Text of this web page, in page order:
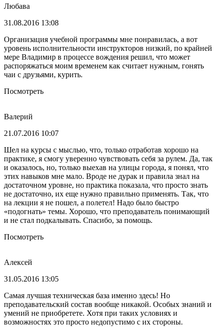
Любава
31.08.2016 13:08
Организация учебной программы мне понравилась, а вот
уровень исполнительности инструкторов низкий, по крайней
мере Владимир в процессе вождения решил, что может
распоряжаться моим временем как считает нужным, гонять
чаи с друзьями, курить.
Посмотреть
Валерий
21.07.2016 10:07
Шел на курсы с мыслью, что, только отработав хорошо на
практике, я смогу уверенно чувствовать себя за рулем. Да, так
и оказалось, но, только выехав на улицы города, я понял, что
этих навыков мне мало. Вроде не дурак и правила знал на
достаточном уровне, но практика показала, что просто знать
не достаточно, их еще нужно правильно применять. Так, что
на лекции я не пошел, а полетел! Надо было быстро
«подогнать» темы. Хорошо, что преподаватель понимающий
и не стал подкалывать. Спасибо, за помощь.
Посмотреть
Алексей
31.05.2016 13:05
Самая лучшая техническая база именно здесь! Но
преподавательский состав вообще никакой. Особых знаний и
умений не приобретете. Хотя при таких условиях и
возможностях это просто недопустимо с их стороны.